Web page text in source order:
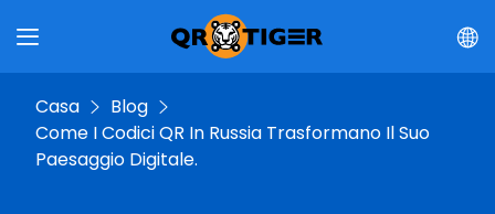
Casa
Blog
Come I Codici QR In Russia Trasformano Il Suo
Paesaggio Digitale.